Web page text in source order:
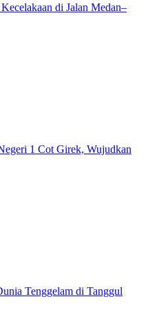
di Jalan Medan–
1 Cot Girek, Wujudkan
Tenggelam di Tanggul